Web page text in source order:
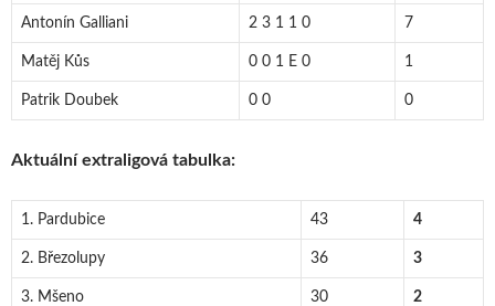
Antonín Galliani 2 3 1 1 0 7
Matěj Kůs 0 0 1 E 0 1
Patrik Doubek 0 0 0
Aktuální extraligová tabulka:
1. Pardubice 43 4
2. Březolupy 36 3
3. Mšeno 30 2